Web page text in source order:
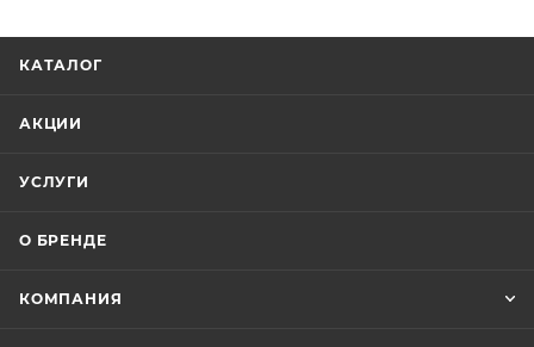
КАТАЛОГ
АКЦИИ
УСЛУГИ
О БРЕНДЕ
КОМПАНИЯ